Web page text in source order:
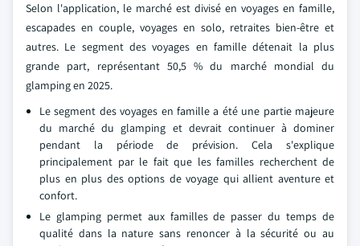
Selon l'application, le marché est divisé en voyages en famille,
escapades en couple, voyages en solo, retraites bien-être et
autres. Le segment des voyages en famille détenait la plus
grande part, représentant 50,5 % du marché mondial du
glamping en 2025.
Le segment des voyages en famille a été une partie majeure
du marché du glamping et devrait continuer à dominer
pendant la période de prévision. Cela s'explique
principalement par le fait que les familles recherchent de
plus en plus des options de voyage qui allient aventure et
confort.
Le glamping permet aux familles de passer du temps de
qualité dans la nature sans renoncer à la sécurité ou au